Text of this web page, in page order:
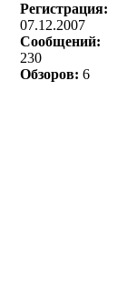
Регистрация:
07.12.2007
Сообщений:
230
Обзоров: 6